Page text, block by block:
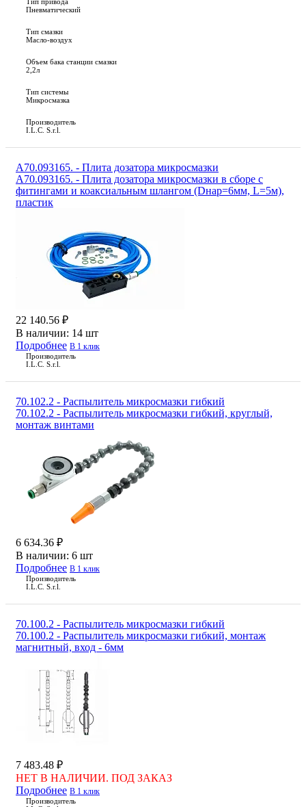
Пневматический
Тип смазки
Масло-воздух
Объем бака станции смазки
2,2л
Тип системы
Микросмазка
Производитель
I.L.C. S.r.l.
A70.093165. - Плита дозатора микросмазки
A70.093165. - Плита дозатора микросмазки в сборе с
фитингами и коаксиальным шлангом (Dнар=6мм, L=5м),
пластик
22 140.56 ₽
В наличии: 14 шт
Подробнее В 1 клик
Производитель
I.L.C. S.r.l.
70.102.2 - Распылитель микросмазки гибкий
70.102.2 - Распылитель микросмазки гибкий, круглый,
монтаж винтами
6 634.36 ₽
В наличии: 6 шт
Подробнее В 1 клик
Производитель
I.L.C. S.r.l.
70.100.2 - Распылитель микросмазки гибкий
70.100.2 - Распылитель микросмазки гибкий, монтаж
магнитный, вход - 6мм
7 483.48 ₽
НЕТ В НАЛИЧИИ. ПОД ЗАКАЗ
Подробнее В 1 клик
Производитель